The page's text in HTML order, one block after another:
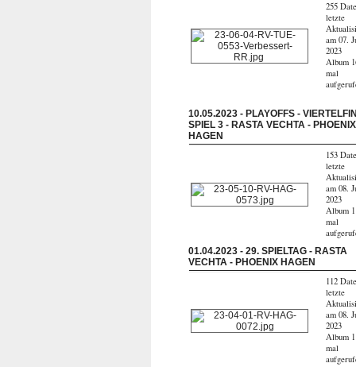
255
letzte
am 07.
2023
Album
mal
10.05.2023 - PLAYOFFS -
SPIEL 3 - RASTA VECHTA - PHOENIX
HAGEN
153
letzte
am 08.
2023
Album
mal
01.04.2023 - 29. SPIELTAG - RASTA
VECHTA - PHOENIX HAGEN
112
letzte
am 08.
2023
Album
mal